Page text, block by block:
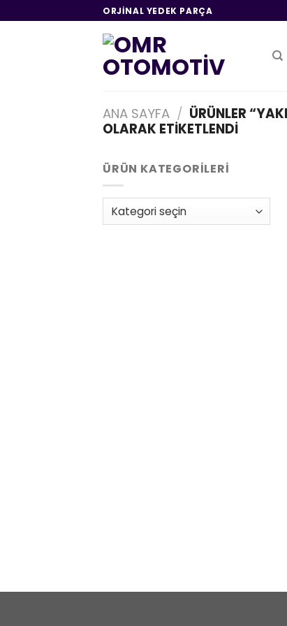
atla
ORJINAL YEDEK PARÇA
ANA SAYFA / ÜRÜNLER
OLARAK ETIKETLENDI
ÜRÜN KATEGORILERI